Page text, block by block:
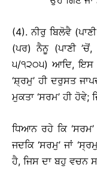
(4). ਨੀਰੁ ਬਿਲੋਵੈ
(ਪਰ) ਨੈਨੂ (ਪਾਣੀ
੫/੧੨੦੫) ਆਦਿ, ਇਸ
‘ਸ਼੍ਰਮੁ’ ਹੀ ਦਰੁਸਤ
ਮੁਕਤਾ ‘ਸਰਮ’ ਹੀ ਹੋਵੇ;
ਧਿਆਨ ਰਹੇ ਕਿ
ਜਦਕਿ ‘ਸਰਮੁ’ ਜਾਂ
ਹੈ, ਜਿਸ ਦਾ ਬਹੁ ਵਚਨ